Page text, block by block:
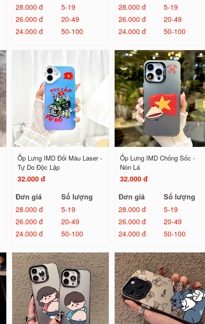
28.000 đ
5-19
26.000 đ
20-49
24.000 đ
50-100
28.000 đ
5-19
26.000 đ
20-49
24.000 đ
50-100
Ốp Lưng IMD Đổi Màu Laser -
Tự Do Độc Lập
32.000 đ
Đơn giá
Số lượng
28.000 đ
5-19
26.000 đ
20-49
24.000 đ
50-100
Ốp Lưng IMD Chống Sốc -
Nón Lá
32.000 đ
Đơn giá
Số lượng
28.000 đ
5-19
26.000 đ
20-49
24.000 đ
50-100